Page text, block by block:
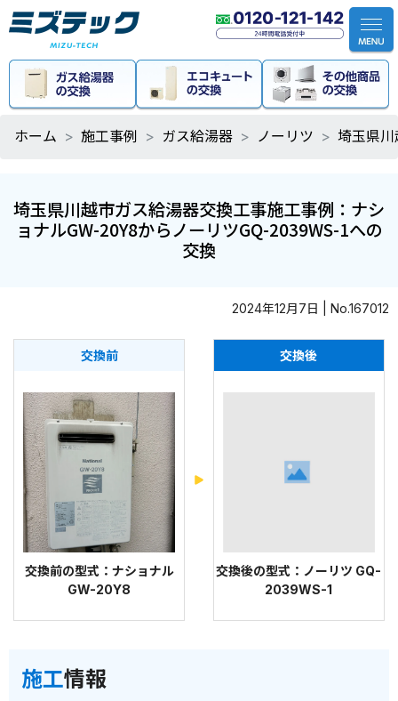
ホーム 施工事例 ガス給湯器 ノーリツ 埼玉県
埼玉県川越市ガス給湯器交換工事施工事例：ナシ
ョナルGW-20Y8からノーリツGQ-2039WS-1への
交換
2024年12月7日 | No.167012
交換前
交換前の型式：ナショナル
GW-20Y8
交換後
交換後の型式：ノーリツ GQ-
2039WS-1
施工情報